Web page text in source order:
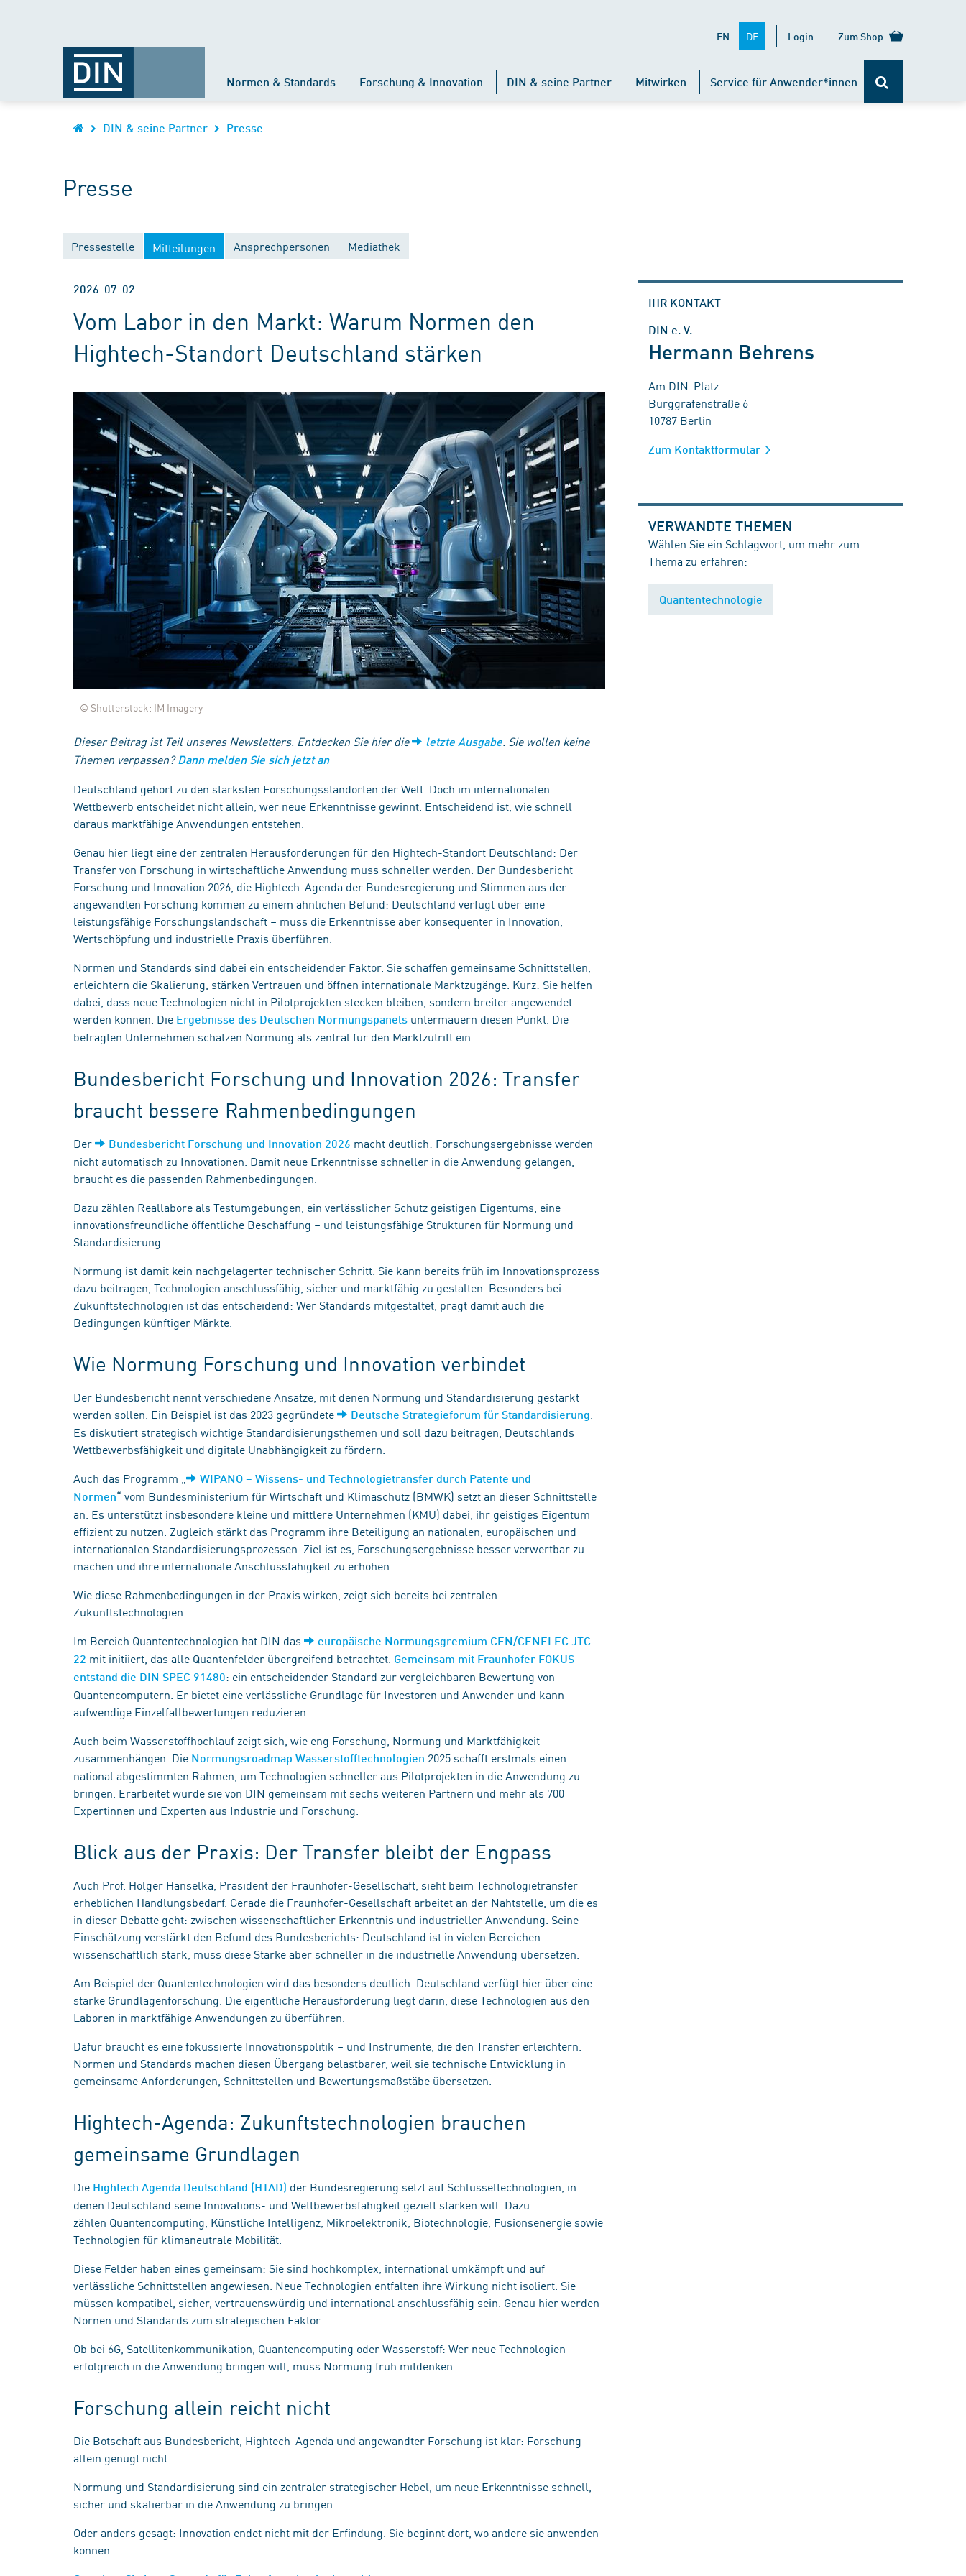
EN DE Login Zum Shop
Normen & Standards Forschung & Innovation DIN & seine Partner Mitwirken Service für Anwender*innen
DIN & seine Partner Presse
Presse
Pressestelle Mitteilungen Ansprechpersonen Mediathek
2026-07-02
Vom Labor in den Markt: Warum Normen den
Hightech-Standort Deutschland stärken
© Shutterstock: IM Imagery
Dieser Beitrag ist Teil unseres Newsletters. Entdecken Sie hier die letzte Ausgabe. Sie wollen keine
Themen verpassen?Dann melden Sie sich jetzt an
Deutschland gehört zu den stärksten Forschungsstandorten der Welt. Doch im internationalen
Wettbewerb entscheidet nicht allein, wer neue Erkenntnisse gewinnt. Entscheidend ist, wie schnell
daraus marktfähige Anwendungen entstehen.
Genau hier liegt eine der zentralen Herausforderungen für den Hightech-Standort Deutschland: Der
Transfer von Forschung in wirtschaftliche Anwendung muss schneller werden. Der Bundesbericht
Forschung und Innovation 2026, die Hightech-Agenda der Bundesregierung und Stimmen aus der
angewandten Forschung kommen zu einem ähnlichen Befund: Deutschland verfügt über eine
leistungsfähige Forschungslandschaft – muss die Erkenntnisse aber konsequenter in Innovation,
Wertschöpfung und industrielle Praxis überführen.
Normen und Standards sind dabei ein entscheidender Faktor. Sie schaffen gemeinsame Schnittstellen,
erleichtern die Skalierung, stärken Vertrauen und öffnen internationale Marktzugänge. Kurz: Sie helfen
dabei, dass neue Technologien nicht in Pilotprojekten stecken bleiben, sondern breiter angewendet
werden können. Die Ergebnisse des Deutschen Normungspanels untermauern diesen Punkt. Die
befragten Unternehmen schätzen Normung als zentral für den Marktzutritt ein.
Bundesbericht Forschung und Innovation 2026: Transfer
braucht bessere Rahmenbedingungen
Der Bundesbericht Forschung und Innovation 2026 macht deutlich: Forschungsergebnisse werden
nicht automatisch zu Innovationen. Damit neue Erkenntnisse schneller in die Anwendung gelangen,
braucht es die passenden Rahmenbedingungen.
Dazu zählen Reallabore als Testumgebungen, ein verlässlicher Schutz geistigen Eigentums, eine
innovationsfreundliche öffentliche Beschaffung – und leistungsfähige Strukturen für Normung und
Standardisierung.
Normung ist damit kein nachgelagerter technischer Schritt. Sie kann bereits früh im Innovationsprozess
dazu beitragen, Technologien anschlussfähig, sicher und marktfähig zu gestalten. Besonders bei
Zukunftstechnologien ist das entscheidend: Wer Standards mitgestaltet, prägt damit auch die
Bedingungen künftiger Märkte.
Wie Normung Forschung und Innovation verbindet
Der Bundesbericht nennt verschiedene Ansätze, mit denen Normung und Standardisierung gestärkt
werden sollen. Ein Beispiel ist das 2023 gegründete
Deutsche Strategieforum für Standardisierung
Es diskutiert strategisch wichtige Standardisierungsthemen und soll dazu beitragen, Deutschlands
Wettbewerbsfähigkeit und digitale Unabhängigkeit zu fördern.
Auch das Programm „
WIPANO – Wissens- und Technologietransfer durch Patente und
Normen“ vom Bundesministerium für Wirtschaft und Klimaschutz (BMWK) setzt an dieser Schnittstelle
an. Es unterstützt insbesondere kleine und mittlere Unternehmen (KMU) dabei, ihr geistiges Eigentum
effizient zu nutzen. Zugleich stärkt das Programm ihre Beteiligung an nationalen, europäischen und
internationalen Standardisierungsprozessen. Ziel ist es, Forschungsergebnisse besser verwertbar zu
machen und ihre internationale Anschlussfähigkeit zu erhöhen.
Wie diese Rahmenbedingungen in der Praxis wirken, zeigt sich bereits bei zentralen
Zukunftstechnologien.
Im Bereich Quantentechnologien hat DIN das
europäische Normungsgremium CEN/CENELEC JTC
22 mit initiiert, das alle Quantenfelder übergreifend betrachtet. Gemeinsam mit Fraunhofer FOKUS
entstand die DIN SPEC 91480: ein entscheidender Standard zur vergleichbaren Bewertung von
Quantencomputern. Er bietet eine verlässliche Grundlage für Investoren und Anwender und kann
aufwendige Einzelfallbewertungen reduzieren.
Auch beim Wasserstoffhochlauf zeigt sich, wie eng Forschung, Normung und Marktfähigkeit
zusammenhängen. Die Normungsroadmap Wasserstofftechnologien 2025 schafft erstmals einen
national abgestimmten Rahmen, um Technologien schneller aus Pilotprojekten in die Anwendung zu
bringen. Erarbeitet wurde sie von DIN gemeinsam mit sechs weiteren Partnern und mehr als 700
Expertinnen und Experten aus Industrie und Forschung.
Blick aus der Praxis: Der Transfer bleibt der Engpass
Auch Prof. Holger Hanselka, Präsident der Fraunhofer-Gesellschaft, sieht beim Technologietransfer
erheblichen Handlungsbedarf. Gerade die Fraunhofer-Gesellschaft arbeitet an der Nahtstelle, um die es
in dieser Debatte geht: zwischen wissenschaftlicher Erkenntnis und industrieller Anwendung. Seine
Einschätzung verstärkt den Befund des Bundesberichts: Deutschland ist in vielen Bereichen
wissenschaftlich stark, muss diese Stärke aber schneller in die industrielle Anwendung übersetzen.
Am Beispiel der Quantentechnologien wird das besonders deutlich. Deutschland verfügt hier über eine
starke Grundlagenforschung. Die eigentliche Herausforderung liegt darin, diese Technologien aus den
Laboren in marktfähige Anwendungen zu überführen.
Dafür braucht es eine fokussierte Innovationspolitik – und Instrumente, die den Transfer erleichtern.
Normen und Standards machen diesen Übergang belastbarer, weil sie technische Entwicklung in
gemeinsame Anforderungen, Schnittstellen und Bewertungsmaßstäbe übersetzen.
Hightech-Agenda: Zukunftstechnologien brauchen
gemeinsame Grundlagen
Die Hightech Agenda Deutschland (HTAD) der Bundesregierung setzt auf Schlüsseltechnologien, in
denen Deutschland seine Innovations- und Wettbewerbsfähigkeit gezielt stärken will. Dazu
zählen Quantencomputing, Künstliche Intelligenz, Mikroelektronik, Biotechnologie, Fusionsenergie sowie
Technologien für klimaneutrale Mobilität.
Diese Felder haben eines gemeinsam: Sie sind hochkomplex, international umkämpft und auf
verlässliche Schnittstellen angewiesen. Neue Technologien entfalten ihre Wirkung nicht isoliert. Sie
müssen kompatibel, sicher, vertrauenswürdig und international anschlussfähig sein. Genau hier werden
Nornen und Standards zum strategischen Faktor.
Ob bei 6G, Satellitenkommunikation, Quantencomputing oder Wasserstoff: Wer neue Technologien
erfolgreich in die Anwendung bringen will, muss Normung früh mitdenken.
Forschung allein reicht nicht
Die Botschaft aus Bundesbericht, Hightech-Agenda und angewandter Forschung ist klar: Forschung
allein genügt nicht.
Normung und Standardisierung sind ein zentraler strategischer Hebel, um neue Erkenntnisse schnell,
sicher und skalierbar in die Anwendung zu bringen.
Oder anders gesagt: Innovation endet nicht mit der Erfindung. Sie beginnt dort, wo andere sie anwenden
können.
IHR KONTAKT
DIN e. V.
Hermann Behrens
Am DIN-Platz
Burggrafenstraße 6
10787 Berlin
Zum Kontaktformular
VERWANDTE THEMEN
Wählen Sie ein Schlagwort, um mehr zum
Thema zu erfahren:
Quantentechnologie